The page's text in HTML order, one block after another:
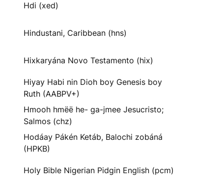
Hdi (xed)
Hindustani, Caribbean (hns)
Hixkaryána Novo Testamento (hix)
Hiyay Habi nin Dioh boy Genesis boy
Ruth (AABPV+)
Hmooh hmëë he- ga-jmee Jesucristo;
Salmos (chz)
Hodáay Pákén Ketáb, Balochi zobáná
(HPKB)
Holy Bible Nigerian Pidgin English (pcm)